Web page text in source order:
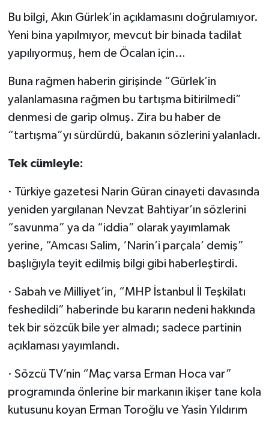
Bu bilgi, Akın Gürlek’in açıklamasını doğrulamıyor.
Yeni bina yapılmıyor, mevcut bir binada tadilat
yapılıyormuş, hem de Öcalan için…
Buna rağmen haberin girişinde “Gürlek’in
yalanlamasına rağmen bu tartışma bitirilmedi”
denmesi de garip olmuş. Zira bu haber de
“tartışma”yı sürdürdü, bakanın sözlerini yalanladı.
Tek cümleyle:
· Türkiye gazetesi Narin Güran cinayeti davasında
yeniden yargılanan Nevzat Bahtiyar’ın sözlerini
“savunma” ya da “iddia” olarak yayımlamak
yerine, “Amcası Salim, ‘Narin’i parçala’ demiş”
başlığıyla teyit edilmiş bilgi gibi haberleştirdi.
· Sabah ve Milliyet’in, “MHP İstanbul İl Teşkilatı
feshedildi” haberinde bu kararın nedeni hakkında
tek bir sözcük bile yer almadı; sadece partinin
açıklaması yayımlandı.
· Sözcü TV’nin “Maç varsa Erman Hoca var”
programında önlerine bir markanın ikişer tane kola
kutusunu koyan Erman Toroğlu ve Yasin Yıldırım